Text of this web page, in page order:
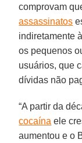
comprovam
assassinatos
indiretamente
os pequenos
usuários, que
dívidas não
“A partir da
cocaína ele
aumentou e o